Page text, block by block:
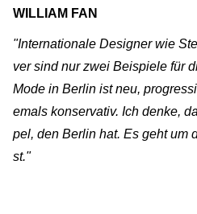
WILLIAM FAN
"Internationale Designer wie
ver sind nur zwei Beispiele für
Mode in Berlin ist neu,
emals konservativ. Ich denke,
pel, den Berlin hat. Es geht um
st."